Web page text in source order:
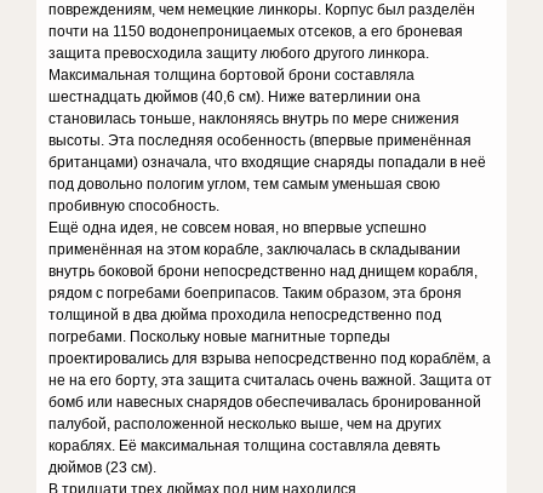
повреждениям, чем немецкие линкоры. Корпус был разделён
почти на 1150 водонепроницаемых отсеков, а его броневая
защита превосходила защиту любого другого линкора.
Максимальная толщина бортовой брони составляла
шестнадцать дюймов (40,6 см). Ниже ватерлинии она
становилась тоньше, наклоняясь внутрь по мере снижения
высоты. Эта последняя особенность (впервые применённая
британцами) означала, что входящие снаряды попадали в неё
под довольно пологим углом, тем самым уменьшая свою
пробивную способность.
Ещё одна идея, не совсем новая, но впервые успешно
применённая на этом корабле, заключалась в складывании
внутрь боковой брони непосредственно над днищем корабля,
рядом с погребами боеприпасов. Таким образом, эта броня
толщиной в два дюйма проходила непосредственно под
погребами. Поскольку новые магнитные торпеды
проектировались для взрыва непосредственно под кораблём, а
не на его борту, эта защита считалась очень важной. Защита от
бомб или навесных снарядов обеспечивалась бронированной
палубой, расположенной несколько выше, чем на других
кораблях. Её максимальная толщина составляла девять
дюймов (23 см).
В тридцати трех дюймах под ним находился